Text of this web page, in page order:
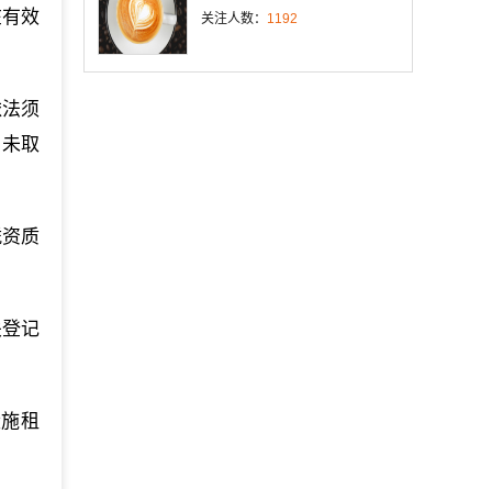
效
须
取
质
记
租
关注人数： 1192